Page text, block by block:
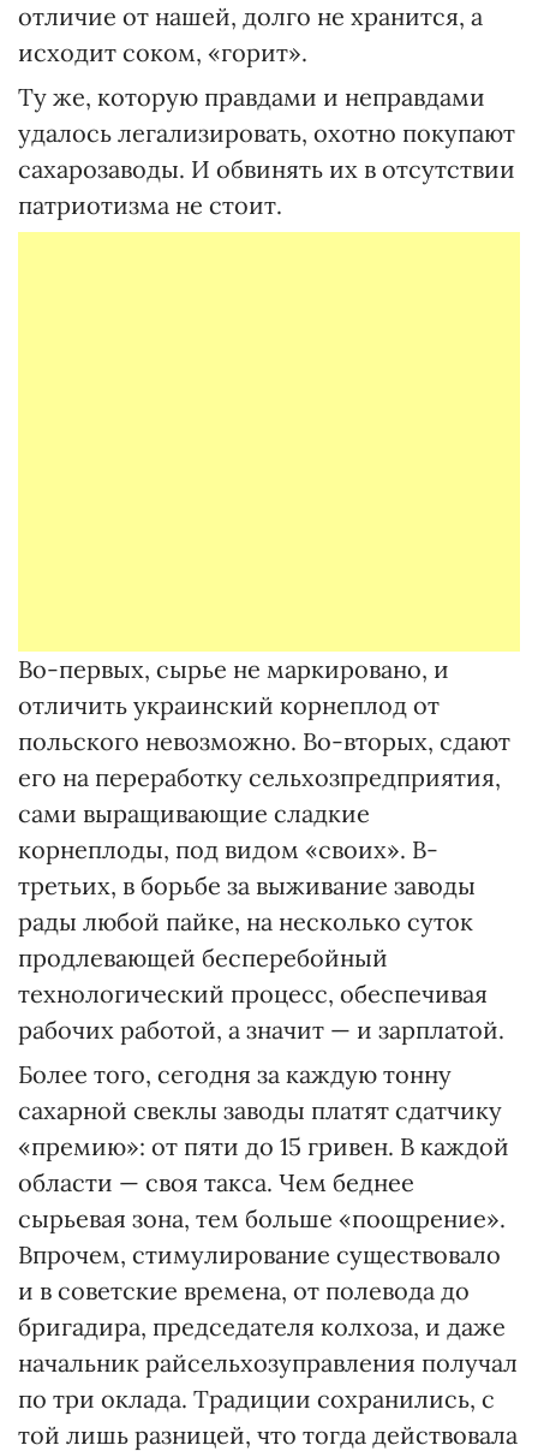
отличие от нашей, долго не хранится, а
исходит соком, «горит».
Ту же, которую правдами и неправдами
удалось легализировать, охотно покупают
сахарозаводы. И обвинять их в отсутствии
патриотизма не стоит.
Во-первых, сырье не маркировано, и
отличить украинский корнеплод от
польского невозможно. Во-вторых, сдают
его на переработку сельхозпредприятия,
сами выращивающие сладкие
корнеплоды, под видом «своих». В-
третьих, в борьбе за выживание заводы
рады любой пайке, на несколько суток
продлевающей бесперебойный
технологический процесс, обеспечивая
рабочих работой, а значит — и зарплатой.
Более того, сегодня за каждую тонну
сахарной свеклы заводы платят сдатчику
«премию»: от пяти до 15 гривен. В каждой
области — своя такса. Чем беднее
сырьевая зона, тем больше «поощрение».
Впрочем, стимулирование существовало
и в советские времена, от полевода до
бригадира, председателя колхоза, и даже
начальник райсельхозуправления получал
по три оклада. Традиции сохранились, с
той лишь разницей, что тогда действовала